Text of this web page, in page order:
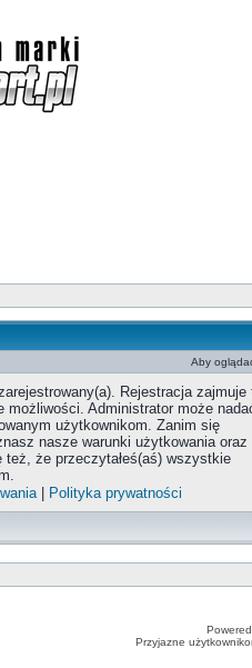
Aby
Rejestracja zajmuje
możliwości. Administrator może
użytkownikom. Zanim się
nasze warunki użytkowania oraz
że przeczytałeś(aś) wszystkie
| Polityka prywatności
Przyjazne